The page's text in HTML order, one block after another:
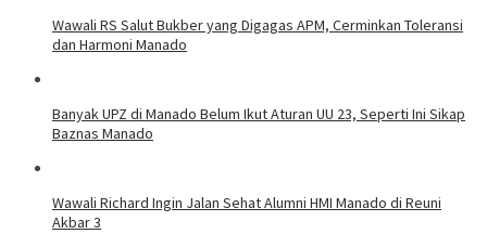
Wawali RS Salut Bukber yang Digagas APM, Cerminkan Toleransi
dan Harmoni Manado
Banyak UPZ di Manado Belum Ikut Aturan UU 23, Seperti Ini Sikap
Baznas Manado
Wawali Richard Ingin Jalan Sehat Alumni HMI Manado di Reuni
Akbar 3